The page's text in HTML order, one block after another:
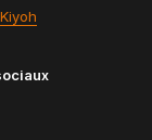
Kiyoh